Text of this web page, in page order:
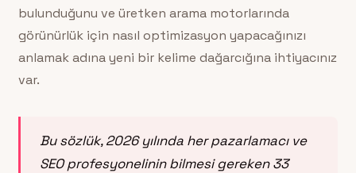
bulunduğunu ve üretken arama motorlarında
görünürlük için nasıl optimizasyon yapacağınızı
anlamak adına yeni bir kelime dağarcığına ihtiyacınız
var.
Bu sözlük, 2026 yılında her pazarlamacı ve
SEO profesyonelinin bilmesi gereken 33